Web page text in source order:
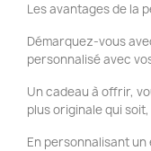
Les avantages de la
Démarquez-vous
personnalisé avec
Un cadeau à offrir,
plus originale qui
En personnalisant